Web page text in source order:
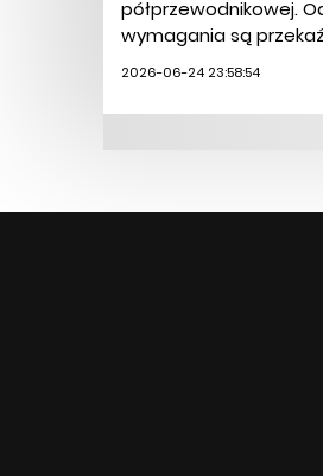
półprzewodnikowej.
wymagania są
2026-06-24 23:58:54